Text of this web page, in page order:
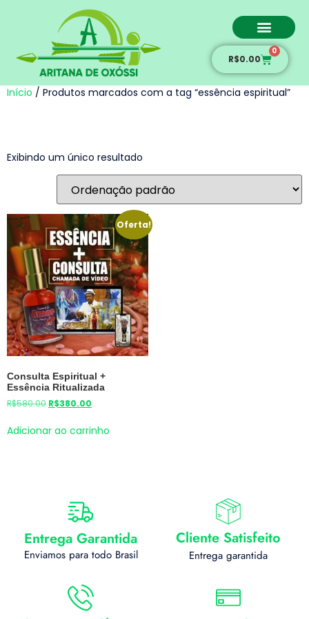
R$0.00
0
Início / Produtos marcados com a tag “essência espiritual”
Exibindo um único resultado
Oferta!
Consulta Espiritual +
Essência Ritualizada
R$580.00 R$380.00
Adicionar ao carrinho
Entrega Garantida
Enviamos para todo Brasil
Cliente Satisfeito
Entrega garantida